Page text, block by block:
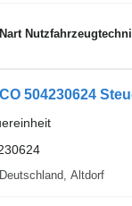
Nart
504230624
Deutschland, Altdorf